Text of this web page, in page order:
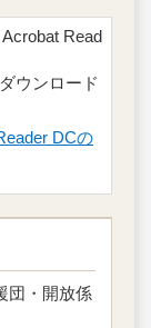
Read
ウンロード
DCの
・開放係